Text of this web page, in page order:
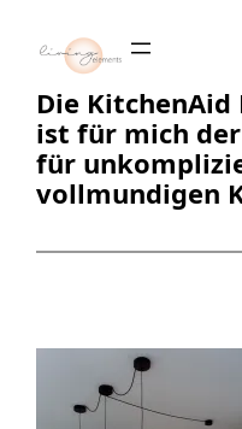
Inhalt
springen
Die KitchenAid
ist für mich
für
vollmundigen